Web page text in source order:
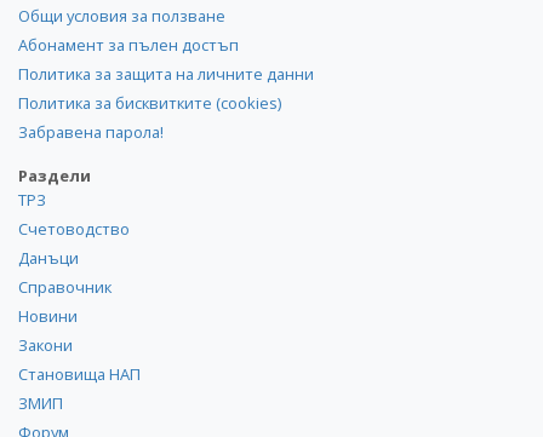
Общи условия за ползване
Абонамент за пълен достъп
Политика за защита на личните данни
Политика за бисквитките (cookies)
Забравена парола!
Раздели
ТРЗ
Счетоводство
Данъци
Справочник
Новини
Закони
Становища НАП
ЗМИП
Форум